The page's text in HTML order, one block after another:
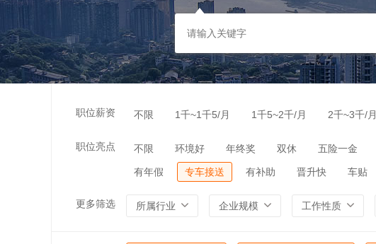
职位薪资 不限 1千~1千5/月 1千5~2千/月 2千~3千/月
职位亮点 不限 环境好 年终奖 双休 五险一金
有年假 专车接送 有补助 晋升快 车贴
更多筛选 所属行业 企业规模 工作性质